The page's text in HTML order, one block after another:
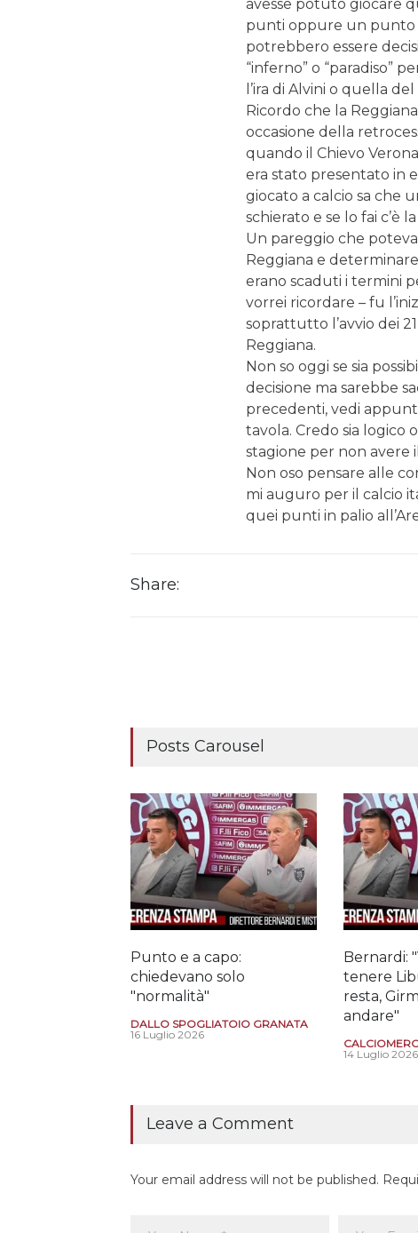
avesse potuto giocare
punti oppure un punto
potrebbero essere
“inferno” o “paradiso”
l’ira di Alvini o quella
Ricordo che la
occasione della
quando il Chievo
era stato presentato in
giocato a calcio sa che
schierato e se lo fai c’è
Un pareggio che
Reggiana e
erano scaduti i termini
vorrei ricordare – fu
soprattutto l’avvio dei
Reggiana.
Non so oggi se sia
decisione ma sarebbe
precedenti, vedi
tavola. Credo sia logico
stagione per non avere
Non oso pensare alle
mi auguro per il calcio
quei punti in palio
Share:
Posts Carousel
Punto e a capo:
chiedevano solo
"normalità"
DALLO SPOGLIATOIO GRANATA
16 Luglio 2026
Bernardi:
tenere
resta,
andare"
14 Luglio 2026
Leave a Comment
Your email address will not be published.